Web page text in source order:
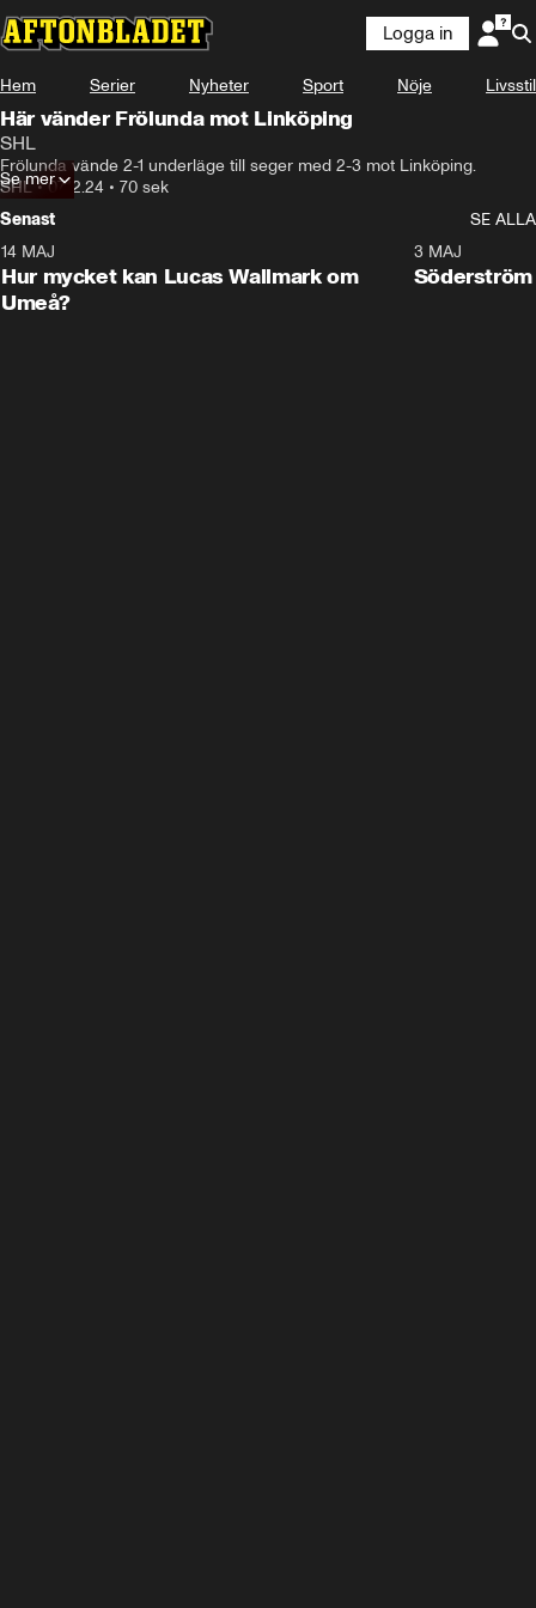
Logga in
Hem Serier Nyheter Sport Nöje Livsstil
Här vänder Frölunda mot Linköping
SHL
Frölunda vände 2-1 underläge till seger med 2-3 mot Linköping.
SHL•07.12.24 • 70 sek
Se mer
Senast
SE ALLA
Plus
14 MAJ
Hur mycket kan Lucas Wallmark om
Umeå?
3 MAJ